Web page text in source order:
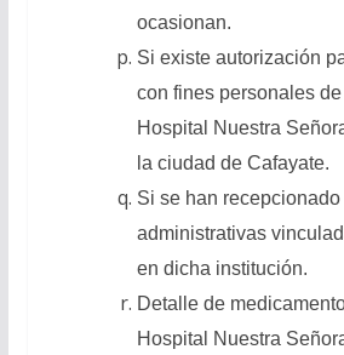
ocasionan.
Si existe autorización
con fines personales
Hospital Nuestra
la ciudad de Cafayate.
Si se han
administrativas
en dicha institución.
Detalle de
Hospital Nuestra